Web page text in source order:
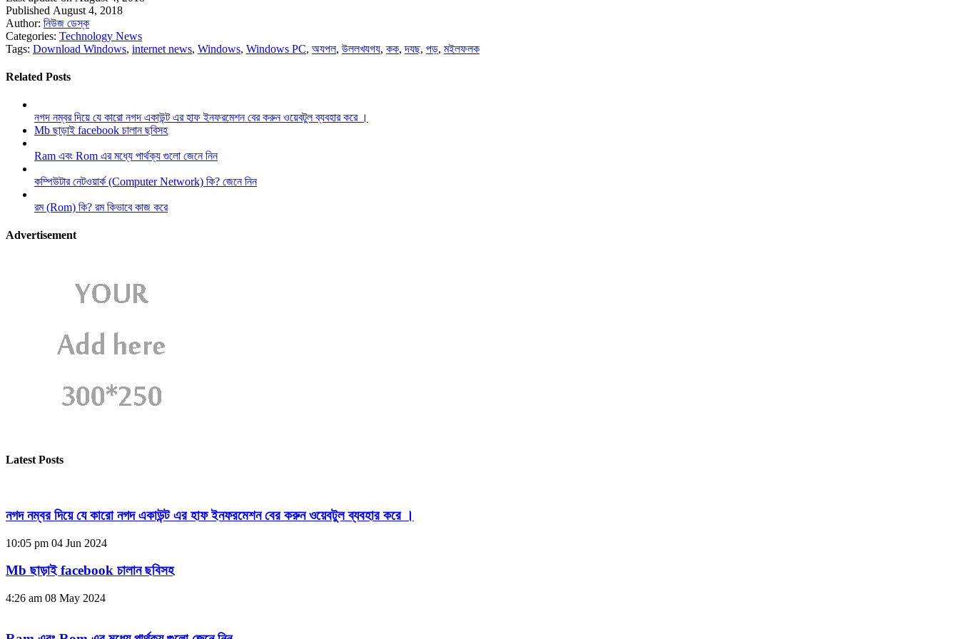
Published August 4, 2018
Author: নিউজ ডেস্ক
Categories: Technology News
Tags: Download Windows, internet news, Windows, Windows PC, অযপল, উললখযগয, কক,দযছ, পড়, মইলফলক
Related Posts
নগদ নম্বর দিয়ে যে কারো নগদ একাউন্ট এর হাফ ইনফরমেশন বের করুন ওয়েবটুল ব্যবহার করে ।
Mb ছাড়াই facebook চালান ছবিসহ
Ram এবং Rom এর মধ্যে পার্থক্য গুলো জেনে নিন
কম্পিউটার নেটওয়ার্ক (Computer Network) কি? জেনে নিন
রম (Rom) কি? রম কিভাবে কাজ করে
Advertisement
Latest Posts
নগদ নম্বর দিয়ে যে কারো নগদ একাউন্ট এর হাফ ইনফরমেশন বের করুন ওয়েবটুল ব্যবহার করে ।
10:05 pm 04 Jun 2024
Mb ছাড়াই facebook চালান ছবিসহ
4:26 am 08 May 2024